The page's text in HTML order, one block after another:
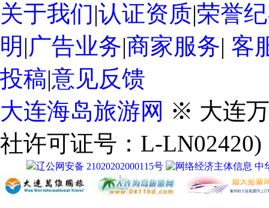
关于我们|认证资质|荣誉
明 |广告业务|商家服务| 客
投稿|意见反馈
大连海岛旅游网 ※ 大连
社许可证号：L-LN02420)
辽公网安备 21020202000115号 中